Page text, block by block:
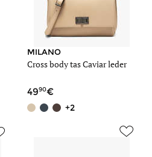
MILANO
Cross body tas Caviar leder
4990
+2